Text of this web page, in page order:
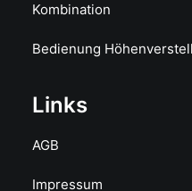
Kombination
Bedienung
Links
AGB
Impressum